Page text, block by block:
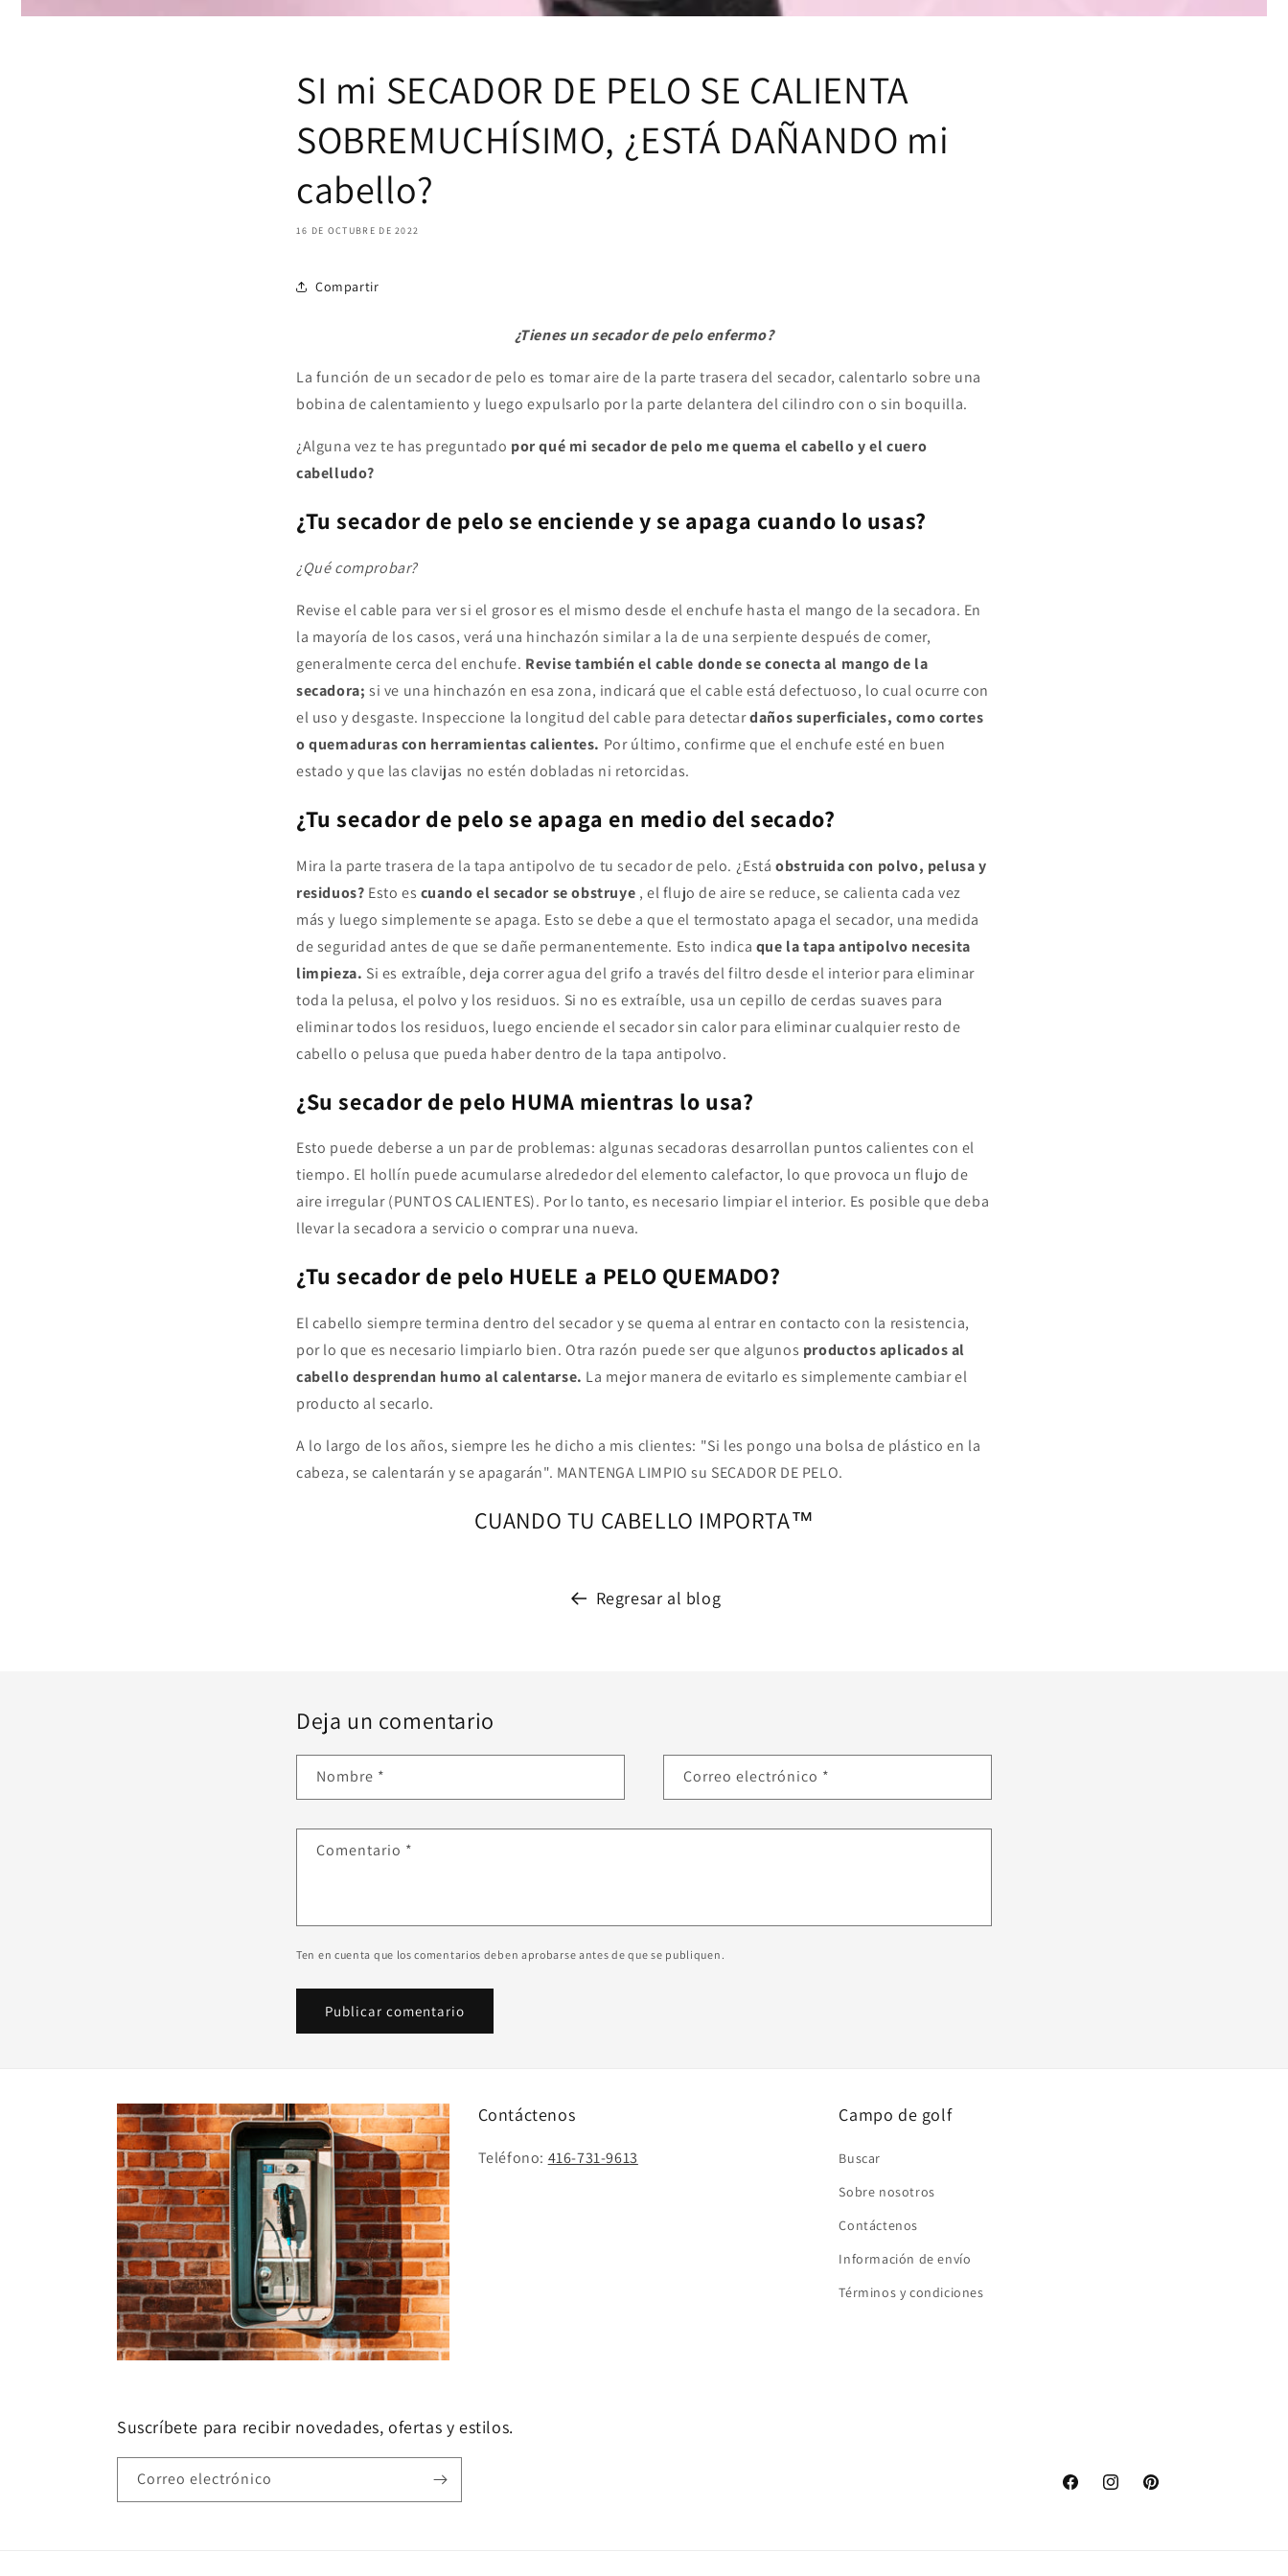
SI mi SECADOR DE PELO SE CALIENTA
SOBREMUCHÍSIMO, ¿ESTÁ DAÑANDO mi
cabello?
16 DE OCTUBRE DE 2022
Compartir
¿Tienes un secador de pelo enfermo?
La función de un secador de pelo es tomar aire de la parte trasera del secador, calentarlo sobre una
bobina de calentamiento y luego expulsarlo por la parte delantera del cilindro con o sin boquilla.
¿Alguna vez te has preguntado por qué mi secador de pelo me quema el cabello y el cuero
cabelludo?
¿Tu secador de pelo se enciende y se apaga cuando lo usas?
¿Qué comprobar?
Revise el cable para ver si el grosor es el mismo desde el enchufe hasta el mango de la secadora. En
la mayoría de los casos, verá una hinchazón similar a la de una serpiente después de comer,
generalmente cerca del enchufe. Revise también el cable donde se conecta al mango de la
secadora; si ve una hinchazón en esa zona, indicará que el cable está defectuoso, lo cual ocurre con
el uso y desgaste. Inspeccione la longitud del cable para detectardaños superficiales, como cortes
o quemaduras con herramientas calientes. Por último, confirme que el enchufe esté en buen
estado y que las clavijas no estén dobladas ni retorcidas.
¿Tu secador de pelo se apaga en medio del secado?
Mira la parte trasera de la tapa antipolvo de tu secador de pelo. ¿Estáobstruida con polvo, pelusa y
residuos? Esto es cuando el secador se obstruye , el flujo de aire se reduce, se calienta cada vez
más y luego simplemente se apaga. Esto se debe a que el termostato apaga el secador, una medida
de seguridad antes de que se dañe permanentemente. Esto indica que la tapa antipolvo necesita
limpieza. Si es extraíble, deja correr agua del grifo a través del filtro desde el interior para eliminar
toda la pelusa, el polvo y los residuos. Si no es extraíble, usa un cepillo de cerdas suaves para
eliminar todos los residuos, luego enciende el secador sin calor para eliminar cualquier resto de
cabello o pelusa que pueda haber dentro de la tapa antipolvo.
¿Su secador de pelo HUMA mientras lo usa?
Esto puede deberse a un par de problemas: algunas secadoras desarrollan puntos calientes con el
tiempo. El hollín puede acumularse alrededor del elemento calefactor, lo que provoca un flujo de
aire irregular (PUNTOS CALIENTES). Por lo tanto, es necesario limpiar el interior. Es posible que deba
llevar la secadora a servicio o comprar una nueva.
¿Tu secador de pelo HUELE a PELO QUEMADO?
El cabello siempre termina dentro del secador y se quema al entrar en contacto con la resistencia,
por lo que es necesario limpiarlo bien. Otra razón puede ser que algunos productos aplicados al
cabello desprendan humo al calentarse. La mejor manera de evitarlo es simplemente cambiar el
producto al secarlo.
A lo largo de los años, siempre les he dicho a mis clientes: "Si les pongo una bolsa de plástico en la
cabeza, se calentarán y se apagarán". MANTENGA LIMPIO su SECADOR DE PELO.
CUANDO TU CABELLO IMPORTA™
Regresar al blog
Deja un comentario
Nombre * Correo electrónico *
Comentario *
Ten en cuenta que los comentarios deben aprobarse antes de que se publiquen.
Contáctenos
Teléfono: 416-731-9613
Campo de golf
Buscar
Sobre nosotros
Contáctenos
Información de envío
Términos y condiciones
Suscríbete para recibir novedades, ofertas y estilos.
Correo electrónico
FacebookInstagramPinterest